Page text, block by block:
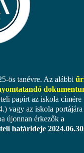
ös tanévre. Az alábbi
papírt az iskola címére
vagy az iskola portájára
újonnan érkezők a
határideje